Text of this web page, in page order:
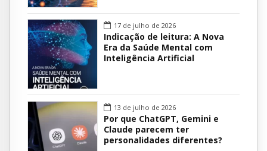
17 de julho de 2026
Indicação de leitura: A Nova
Era da Saúde Mental com
Inteligência Artificial
13 de julho de 2026
Por que ChatGPT, Gemini e
Claude parecem ter
personalidades diferentes?